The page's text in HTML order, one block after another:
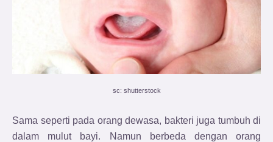
sc: shutterstock
Sama seperti pada orang dewasa, bakteri juga tumbuh di
dalam mulut bayi. Namun berbeda dengan orang